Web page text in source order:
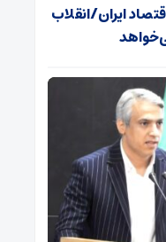
ایران/انقلاب